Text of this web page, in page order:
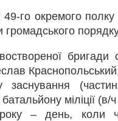
49-го окремого
бригади
заснування
міліції
– день, коли